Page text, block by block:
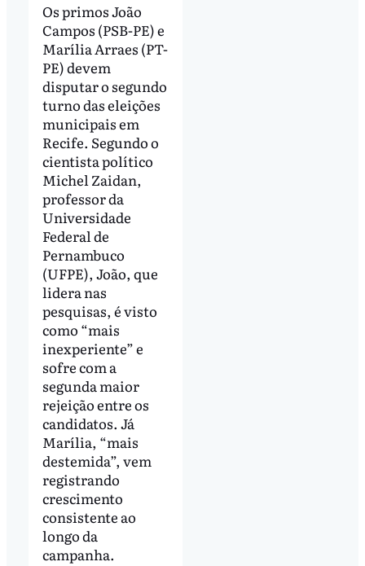
Os primos João
Campos (PSB-PE) e
Marília Arraes (PT-
PE) devem
disputar o segundo
turno das eleições
municipais em
Recife. Segundo o
cientista político
Michel Zaidan,
professor da
Universidade
Federal de
Pernambuco
(UFPE), João, que
lidera nas
pesquisas, é visto
como “mais
inexperiente” e
sofre com a
segunda maior
rejeição entre os
candidatos. Já
Marília, “mais
destemida”, vem
registrando
crescimento
consistente ao
longo da
campanha.